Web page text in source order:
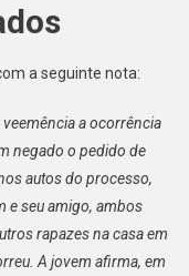
a seguinte nota:
veemência a ocorrência
negado o pedido de
autos do processo,
e seu amigo, ambos
rapazes na casa em
A jovem afirma, em